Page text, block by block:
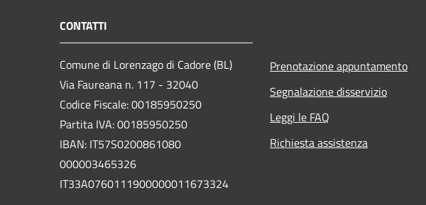
CONTATTI
Comune di Lorenzago di Cadore (BL)
Via Faureana n. 117 - 32040
Codice Fiscale: 00185950250
Partita IVA: 00185950250
IBAN: IT57S0200861080
000003465326
IT33A0760111900000011673324
Prenotazione appuntamento
Segnalazione disservizio
Leggi le FAQ
Richiesta assistenza